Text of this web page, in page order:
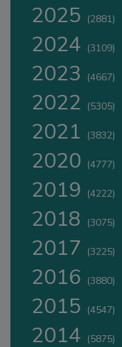
2025 (2881)
2024 (3109)
2023 (4667)
2022 (5305)
2021 (3832)
2020 (4777)
2019 (4222)
2018 (3075)
2017 (3225)
2016 (3880)
2015 (4547)
2014 (5875)